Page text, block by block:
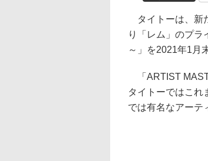
タイトーは、新
り「レム」のプラ
～」を2021年1月
「ARTIST
タイトーではこれ
では有名なアーテ